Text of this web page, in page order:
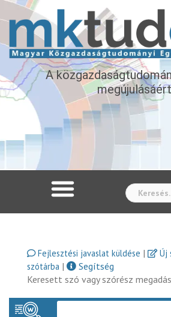
A
megújulásáért
Fejlesztési javaslat küldése |
Új
szótárba |
Segítség
Keresett szó vagy szórész